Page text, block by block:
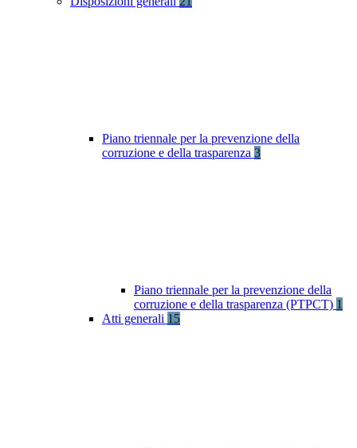
Piano triennale per la prevenzione della
corruzione e della trasparenza 3
Piano triennale per la prevenzione della
corruzione e della trasparenza (PTPCT) 1
Atti generali 15